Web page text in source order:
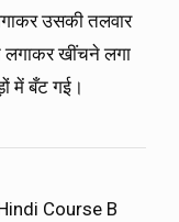
उसकी तलवार
लगाकर खींचने लगा
में बँट गई।
Course B